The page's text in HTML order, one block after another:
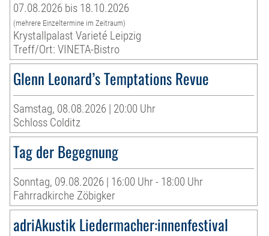
07.08.2026 bis 18.10.2026
(mehrere Einzeltermine im Zeitraum)
Krystallpalast Varieté Leipzig
Treff/Ort: VINETA-Bistro
Glenn Leonard’s Temptations Revue
Samstag, 08.08.2026 | 20:00 Uhr
Schloss Colditz
Tag der Begegnung
Sonntag, 09.08.2026 | 16:00 Uhr - 18:00 Uhr
Fahrradkirche Zöbigker
adriAkustik Liedermacher:innenfestival